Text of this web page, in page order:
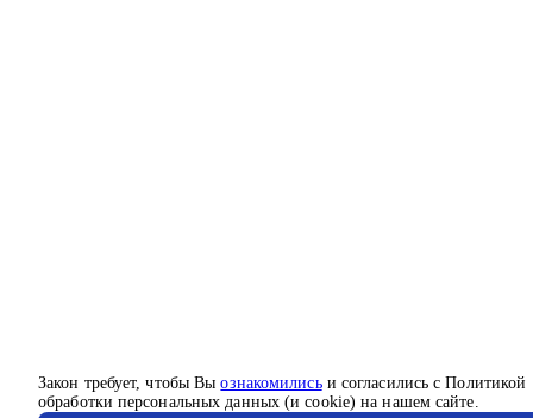
Закон требует, чтобы Выознакомилисьи согласились с Политикой
обработки персональных данных (и cookie) на нашем сайте.